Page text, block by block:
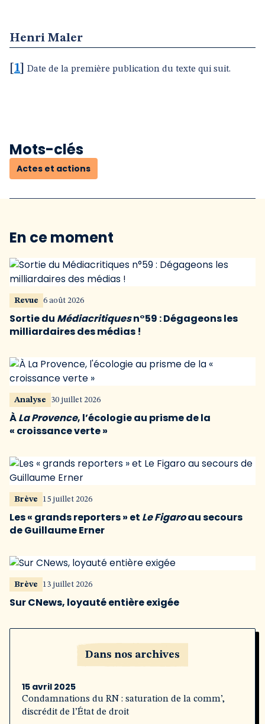
Henri Maler
1 Date de la première publication du texte qui suit.
Mots-clés
Actes et actions
En ce moment
Revue 6 août 2026
Sortie du Médiacritiquesn°59 : Dégageons les
milliardaires des médias !
Analyse 30 juillet 2026
ÀLa Provence, l’écologie au prisme de la
« croissance verte »
Brève 15 juillet 2026
Les « grands reporters » et Le Figaroau secours
de Guillaume Erner
Brève 13 juillet 2026
Sur CNews, loyauté entière exigée
Dans nos archives
15 avril 2025
Condamnations du RN : saturation de la comm’,
discrédit de l’État de droit